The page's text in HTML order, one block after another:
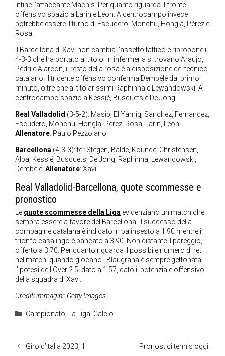
infine l’attaccante Machis. Per quanto riguarda il fronte
offensivo spazio a Larin e Leon. A centrocampo invece
potrebbe essere il turno di Escudero, Monchu, Hongla, Pérez e
Rosa.
Il Barcellona di Xavi non cambia l’assetto tattico e ripropone il
4-3-3 che ha portato al titolo: in infermeria si trovano Araujo,
Pedri e Alarcon, il resto della rosa è a disposizione del tecnico
catalano. Il tridente offensivo conferma Dembélé dal primo
minuto, oltre che ai titolarissimi Raphinha e Lewandowski. A
centrocampo spazio a Kessié, Busquets e De Jong.
Real Valladolid (3-5-2): Masip, El Yamiq, Sanchez, Fernandez,
Escudero, Monchu, Hongla, Pérez, Rosa, Larin, Leon.
Allenatore: Paulo Pezzolano
Barcellona (4-3-3): ter Stegen, Balde, Kounde, Christensen,
Alba, Kessié, Busquets, De Jong, Raphinha, Lewandowski,
Dembélé. Allenatore: Xavi
Real Valladolid-Barcellona, quote scommesse e
pronostico
Le quote scommesse della Liga evidenziano un match che
sembra essere a favore del Barcellona. Il successo della
compagine catalana è indicato in palinsesto a 1.90 mentre il
trionfo casalingo è bancato a 3.90. Non distante il pareggio,
offerto a 3.70. Per quanto riguarda il possibile numero di reti
nel match, quando giocano i Blaugrana è sempre gettonata
l’ipotesi dell’Over 2.5, dato a 1.57, dato il potenziale offensivo
della squadra di Xavi.
Crediti immagini: Getty Images
Categorie
Campionato, La Liga, Calcio
Giro d’Italia 2023, il
Pronostici tennis oggi: